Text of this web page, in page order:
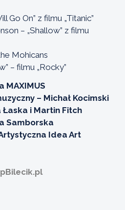
Go On” z filmu „Titanic”
– „Shallow” z filmu
Mohicans
– filmu „Rocky”
MAXIMUS
– Michał Kocimski
i Martin Fitch
Samborska
Idea Art